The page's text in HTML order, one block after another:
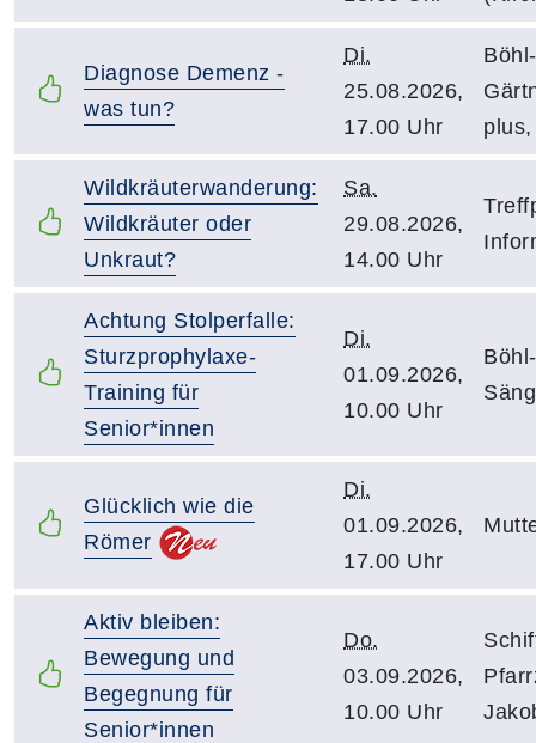
Diagnose Demenz -
was tun?
Di.
25.08.2026,
17.00 Uhr
Wildkräuterwanderung:
Wildkräuter oder
Unkraut?
Sa.
29.08.2026,
14.00 Uhr
Achtung Stolperfalle:
Sturzprophylaxe-
Training für
Senior*innen
Di.
01.09.2026,
10.00 Uhr
Glücklich wie die
Römer
Di.
01.09.2026,
17.00 Uhr
Aktiv bleiben:
Bewegung und
Begegnung für
Senior*innen
Do.
03.09.2026,
10.00 Uhr